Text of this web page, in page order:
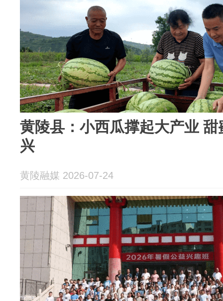
黄陵县：小西瓜撑起大产业
兴
黄陵融媒 2026-07-24